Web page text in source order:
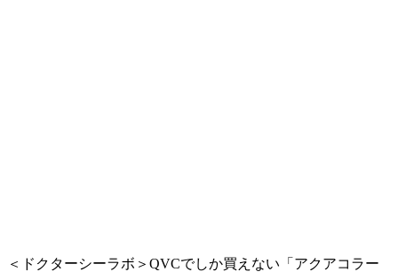
＜ドクターシーラボ＞QVCでしか買えない「アクアコラー